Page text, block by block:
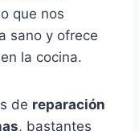
que nos
sano y ofrece
la cocina.
de reparación
, bastantes